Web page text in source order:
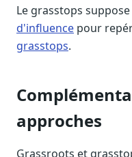
Le grasstops
d'influence pour
grasstops.
approches
Grassroots et